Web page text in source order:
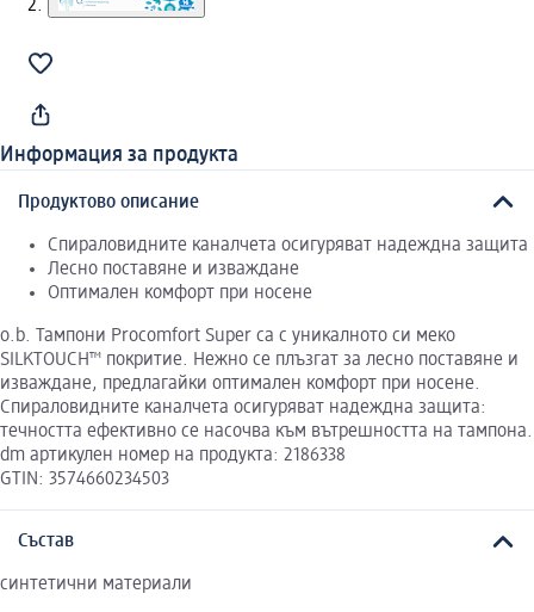
Информация за продукта
Продуктово описание
Спираловидните каналчета осигуряват надеждна защита
Лесно поставяне и изваждане
Оптимален комфорт при носене
o.b. Тампони Procomfort Super са с уникалното си меко
SILKTOUCH™ покритие. Нежно се плъзгат за лесно поставяне и
изваждане, предлагайки оптимален комфорт при носене.
Спираловидните каналчета осигуряват надеждна защита:
течността ефективно се насочва към вътрешността на тампона.
dm артикулен номер на продукта: 2186338
GTIN: 3574660234503
Състав
синтетични материали